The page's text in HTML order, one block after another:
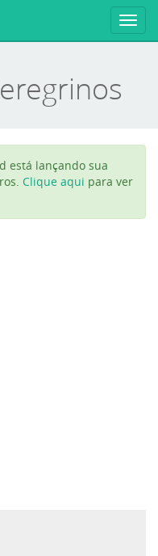
está lançando sua
Clique aqui para ver